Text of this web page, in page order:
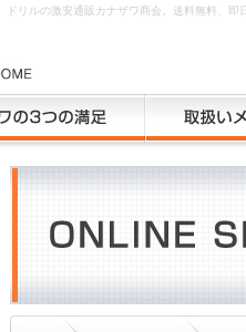
ドリルの激安通販カナザワ商会。送料無料、即